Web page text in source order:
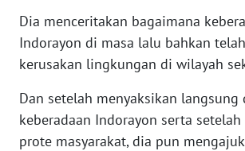
Dia menceritakan bagaimana
Indorayon di masa lalu bahkan
kerusakan lingkungan di wilayah
Dan setelah menyaksikan langsung
keberadaan Indorayon serta
prote masyarakat, dia pun
TENTANG
KAMI
PEDOMAN
MEDIA
SIBER